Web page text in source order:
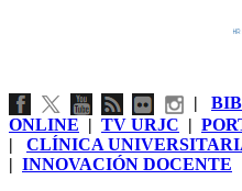
|
ONLINE | TV URJC |
| CLÍNICA
| INNOVACIÓN DOCENTE